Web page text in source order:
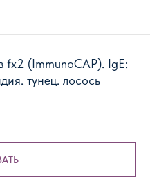
fx2 (ImmunoCAP). IgE:
тунец. лосось